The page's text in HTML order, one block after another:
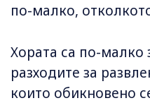
по-малко,
Хората са по-малко
разходите за
които обикновено